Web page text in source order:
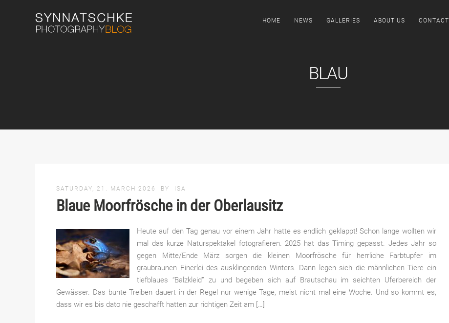
HOME NEWS GALLERIES ABOUT US CONTACT
BLAU
SATURDAY, 21. MARCH 2026 BY ISA
Blaue Moorfrösche in der Oberlausitz
Heute auf den Tag genau vor einem Jahr hatte es endlich geklappt! Schon lange wollten wir
mal das kurze Naturspektakel fotografieren. 2025 hat das Timing gepasst. Jedes Jahr so
gegen Mitte/Ende März sorgen die kleinen Moorfrösche für herrliche Farbtupfer im
graubraunen Einerlei des ausklingenden Winters. Dann legen sich die männlichen Tiere ein
tiefblaues “Balzkleid” zu und begeben sich auf Brautschau im seichten Uferbereich der
Gewässer. Das bunte Treiben dauert in der Regel nur wenige Tage, meist nicht mal eine Woche. Und so kommt es,
dass wir es bis dato nie geschafft hatten zur richtigen Zeit am […]